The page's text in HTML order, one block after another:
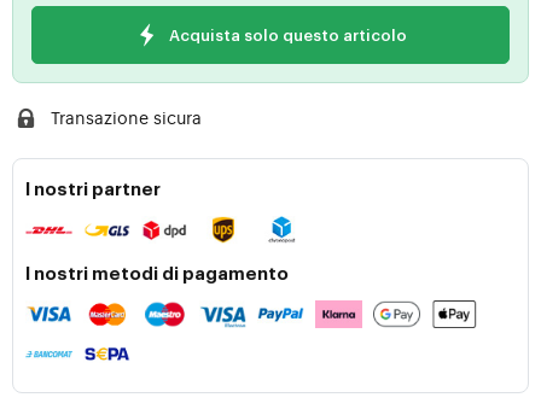
Acquista solo questo articolo
Transazione sicura
I nostri partner
I nostri metodi di pagamento